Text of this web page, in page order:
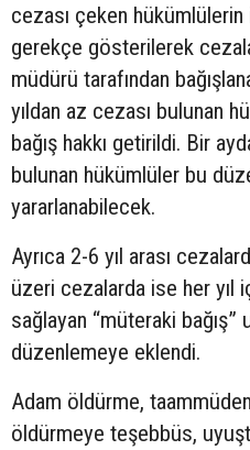
cezası çeken hükümlülerin
gerekçe gösterilerek
müdürü tarafından
yıldan az cezası bulunan
bağış hakkı getirildi. Bir
bulunan hükümlüler bu
yararlanabilecek.
Ayrıca 2-6 yıl arası
üzeri cezalarda ise her yıl
sağlayan “müteraki bağış”
düzenlemeye eklendi.
Adam öldürme,
öldürmeye teşebbüs,